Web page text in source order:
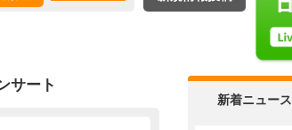
サート
新着ニュース